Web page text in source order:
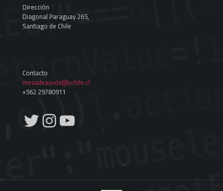
Dirección
Diagonal Paraguay 265,
Santiago de Chile
Contacto
mesadeayuda@uchile.cl
+562 29780911
Twitter
Instagram
YouTube